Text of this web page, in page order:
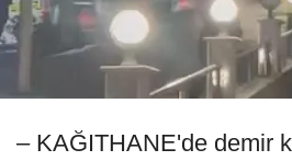
– KAĞITHANE'de demir